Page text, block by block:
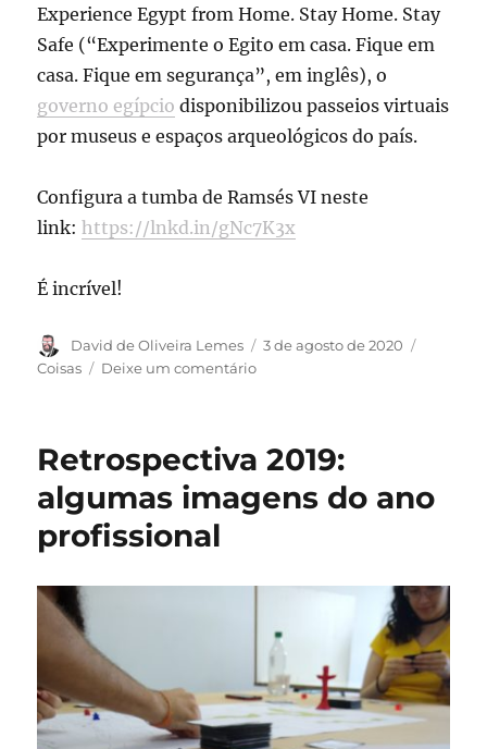
Experience Egypt from Home. Stay Home. Stay
Safe (“Experimente o Egito em casa. Fique em
casa. Fique em segurança”, em inglês), o
governo egípcio disponibilizou passeios virtuais
por museus e espaços arqueológicos do país.
Configura a tumba de Ramsés VI neste
link:https://lnkd.in/gNc7K3x
É incrível!
Autor
David de Oliveira Lemes
Publicado
3 de agosto de 2020
Coisas
Deixe um comentárioem
em
Retrospectiva 2019:
algumas imagens do ano
profissional